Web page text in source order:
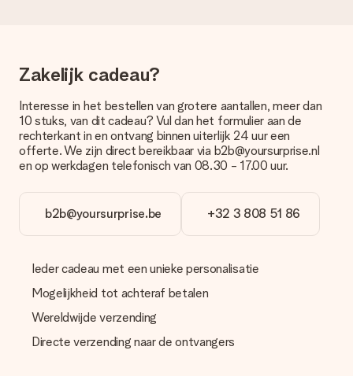
Betalen
Hoe kan ik mijn bestelling betalen?
Wij bieden de volgende betaalmethodes aan: iDeal, Paypal,
creditcard of handmatige overboeking. Hou bij handmatige
overboeking wel rekening met 3 dagen extra levertijd van je
cadeau.
Cadeau ontvangen
Wat als het cadeau toch niet helemaal naar mijn zin is?
We vinden het erg vervelend als je cadeau niet naar wens is
passende oplossing.
Wordt de factuur met de bestelling meegestuurd?
Er wordt geen factuur meegestuurd bij je bestelling. Je
deze ook altijd terugvinden in jouw MySurprise. Je kunt dus
Zakelijk cadeau?
Interesse in het bestellen van grotere aantallen, meer dan
10 stuks, van dit cadeau? Vul dan het formulier aan de
rechterkant in en ontvang binnen uiterlijk 24 uur een
offerte. We zijn direct bereikbaar via b2b@yoursurprise.nl
en op werkdagen telefonisch van 08.30 - 17.00 uur.
b2b@yoursurprise.be +32 3 808 51 86
Ieder cadeau met een unieke personalisatie
Mogelijkheid tot achteraf betalen
Wereldwijde verzending
Directe verzending naar de ontvangers